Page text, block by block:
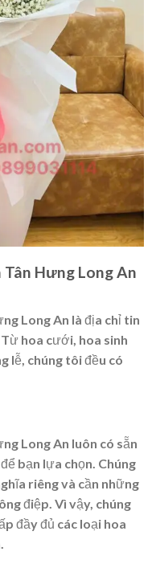
Hưng Long An
Long An là địa chỉ tin
hoa cưới, hoa sinh
lễ, chúng tôi đều có
Long An luôn có sẵn
bạn lựa chọn. Chúng
riêng và cần những
điệp. Vì vậy, chúng
đầy đủ các loại hoa